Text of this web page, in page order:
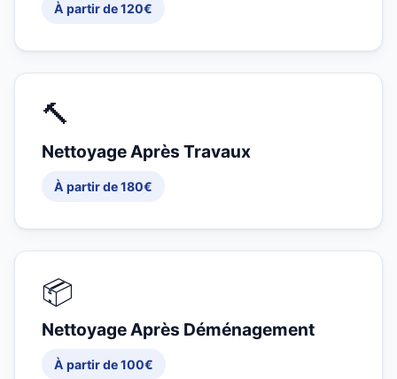
À partir de 120€
🔨
Nettoyage Après Travaux
À partir de 180€
📦
Nettoyage Après Déménagement
À partir de 100€